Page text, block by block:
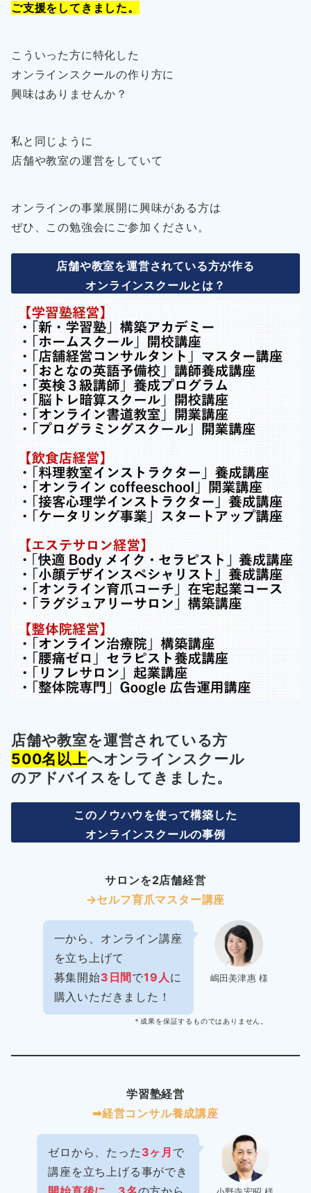
ご支援をしてきました。
こういった方に特化した
オンラインスクールの作り方に
興味はありませんか？
私と同じように
店舗や教室の運営をしていて
オンラインの事業展開に興味がある方は
ぜひ、この勉強会にご参加ください。
店舗や教室を運営されている方が作る
オンラインスクールとは？
店舗や教室を運営されている方
500名以上へオンラインスクール
のアドバイスをしてきました。
このノウハウを使って構築した
オンラインスクールの事例
サロンを2店舗経営
→セルフ育爪マスター講座
嶋田美津惠 様
一から、オンライン講座
を立ち上げて
募集開始3日間 で19人に
購入いただきました！
＊成果を保証するものではありません。
学習塾経営
➡︎経営コンサル養成講座
ゼロから、たった 3ヶ月 で
講座を立ち上げる事ができ